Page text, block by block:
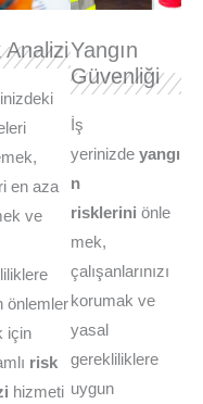
Analizi
en aza
ve
önlemler
için
risk
hizmeti
Yangın
Güvenliği
İş
yerinizde yangı
n
risklerini önle
mek,
çalışanlarınızı
korumak ve
yasal
gerekliliklere
uygun